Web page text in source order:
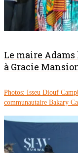
Le maire
à Gracie
Photos: Isseu Diouf
communautaire Bakary